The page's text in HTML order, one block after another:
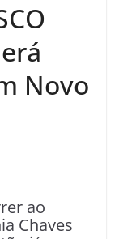
Novo
ao
Chaves